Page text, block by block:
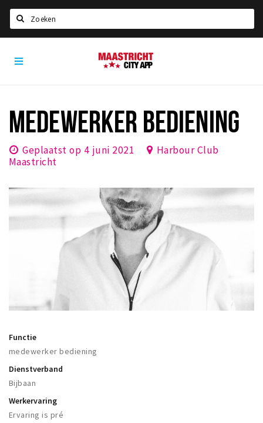
Home
Party pics
Nieuws, interviews & blogs
Drinken
Recreatief
Parkeren
Musea, theaters & podia
Uitjes & activiteiten
Toeristische routes
Natuurgebieden
Maastricht
City
MEDEWERKER BEDIENING
Geplaatst op 4 juni 2021
Harbour Club
Maastricht
Functie
medewerker bediening
Dienstverband
Bijbaan
Werkervaring
Ervaring is pré